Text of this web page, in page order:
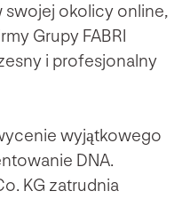
swojej okolicy online,
Grupy FABRI
i profesjonalny
wyjątkowego
DNA.
KG zatrudnia